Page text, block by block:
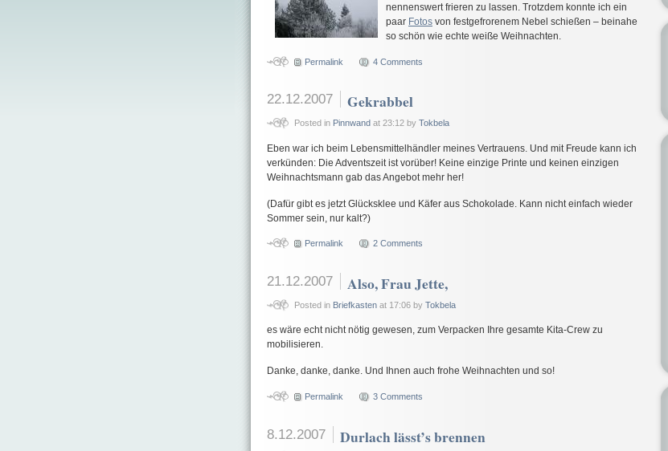
nennenswert frieren zu lassen. Trotzdem konnte ich ein
paar Fotos von festgefrorenem Nebel schießen – beinahe
so schön wie echte weiße Weihnachten.
Permalink 4 Comments
22.12.2007 Gekrabbel
Posted in Pinnwandat 23:12 by Tokbela
Eben war ich beim Lebensmittelhändler meines Vertrauens. Und mit Freude kann ich
verkünden: Die Adventszeit ist vorüber! Keine einzige Printe und keinen einzigen
Weihnachtsmann gab das Angebot mehr her!
(Dafür gibt es jetzt Glücksklee und Käfer aus Schokolade. Kann nicht einfach wieder
Sommer sein, nur kalt?)
Permalink 2 Comments
21.12.2007 Also, Frau Jette,
Posted in Briefkastenat 17:06 by Tokbela
es wäre echt nicht nötig gewesen, zum Verpacken Ihre gesamte Kita-Crew zu
mobilisieren.
Danke, danke, danke. Und Ihnen auch frohe Weihnachten und so!
Permalink 3 Comments
8.12.2007 Durlach lässt’s brennen